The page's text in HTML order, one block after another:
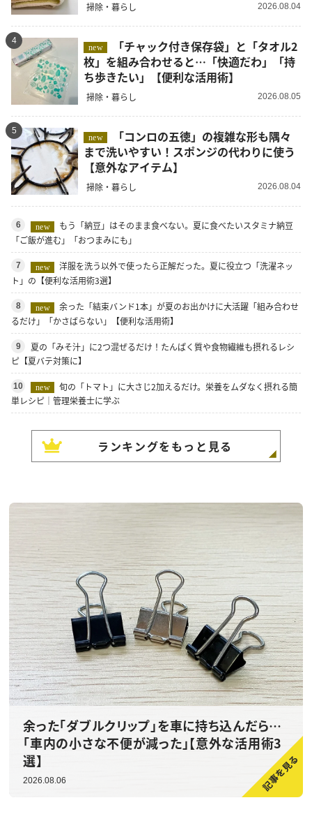
掃除・暮らし 2026.08.04
4
new
枚」を組み合わせると…「快適だわ」「持
ち歩きたい」【便利な活用術】
掃除・暮らし 2026.08.05
5
new
まで洗いやすい！スポンジの代わりに使う
【意外なアイテム】
掃除・暮らし 2026.08.04
6 new
もう「納豆」はそのまま食べない。夏に食べたいスタミナ納豆
「ご飯が進む」「おつまみにも」
7 new
洋服を洗う以外で使ったら正解だった。夏に役立つ「洗濯ネッ
ト」の【便利な活用術3選】
8 new
余った「結束バンド1本」が夏のお出かけに大活躍「組み合わせ
るだけ」「かさばらない」【便利な活用術】
9
夏の「みそ汁」に2つ混ぜるだけ！たんぱく質や食物繊維も摂れるレシ
ピ【夏バテ対策に】
10 new
旬の「トマト」に大さじ2加えるだけ。栄養をムダなく摂れる簡
単レシピ｜管理栄養士に学ぶ
ランキングをもっと見る
余った「ダブルクリップ」を車に持ち込んだら…
「車内の小さな不便が減った」【意外な活用術3
選】
2026.08.06